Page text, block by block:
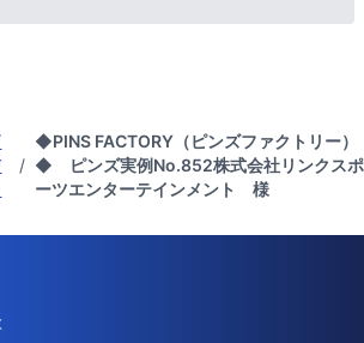
/
◆PINS FACTORY（ピンズファクトリー）
◆ ピンズ実例No.852株式会社リンクスポ
ーツエンターテインメント 様